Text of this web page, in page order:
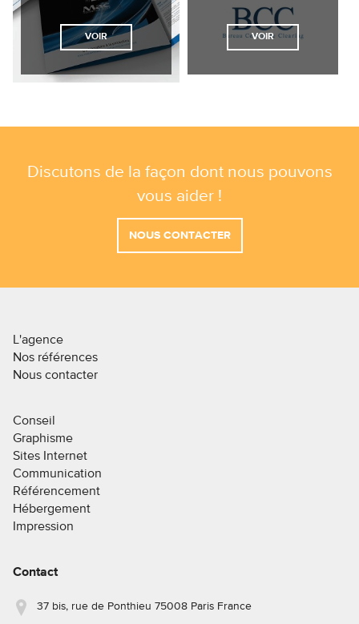
VOIR VOIR
Discutons de la façon dont nous pouvons
vous aider !
NOUS CONTACTER
L'agence
Nos références
Nous contacter
Conseil
Graphisme
Sites Internet
Communication
Référencement
Hébergement
Impression
Contact
37 bis, rue de Ponthieu 75008 Paris France